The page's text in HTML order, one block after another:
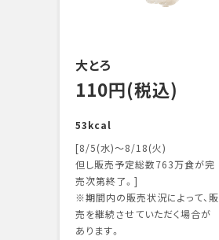
大とろ
110円(税込)
53kcal
[8/5(水)～8/18(火)
但し販売予定総数763万食が完
売次第終了。]
※期間内の販売状況によって、販
売を継続させていただく場合が
あります。